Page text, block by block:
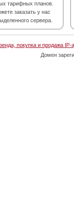
тарифных планов.
заказать у нас
сервера.
покупка и продажа IP-
Домен